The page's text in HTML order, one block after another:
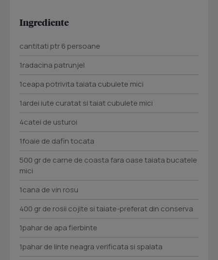
Ingrediente
cantitati ptr 6 persoane
1radacina patrunjel
1ceapa potrivita taiata cubulete mici
1ardei iute curatat si taiat cubulete mici
4catei de usturoi
1foaie de dafin tocata
500 gr de carne de coasta fara oase taiata bucatele
mici
1cana de vin rosu
400 gr de rosii cojite si taiate-preferat din conserva
1pahar de apa fierbinte
1pahar de linte neagra verificata si spalata